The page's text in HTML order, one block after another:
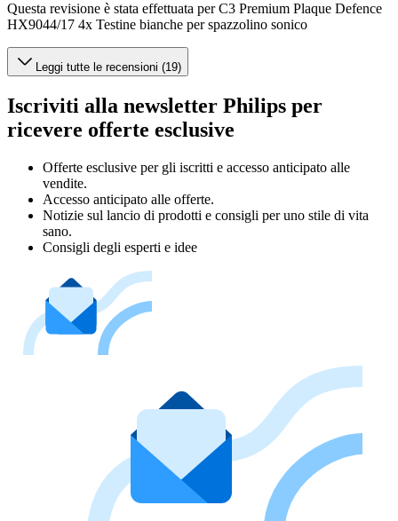
Questa revisione è stata effettuata per C3 Premium Plaque Defence
HX9044/17 4x Testine bianche per spazzolino sonico
Leggi tutte le recensioni (19)
Iscriviti alla newsletter Philips per
ricevere offerte esclusive
Offerte esclusive per gli iscritti e accesso anticipato alle
vendite.
Accesso anticipato alle offerte.
Notizie sul lancio di prodotti e consigli per uno stile di vita
sano.
Consigli degli esperti e idee